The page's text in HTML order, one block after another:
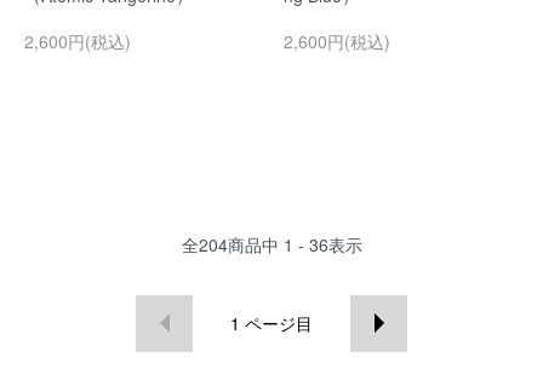
2,600円(税込)
2,600円(税込)
全204商品中 1 - 36表示
1 ページ目